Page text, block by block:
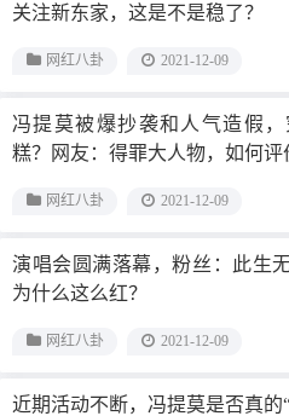
关注新东家，这是不是稳了？
网红八卦 2021-12-09
冯提莫被爆抄袭和人气造假
糕？网友：得罪大人物，如何评
网红八卦 2021-12-09
演唱会圆满落幕，粉丝：此生
为什么这么红？
网红八卦 2021-12-09
近期活动不断，冯提莫是否真的“